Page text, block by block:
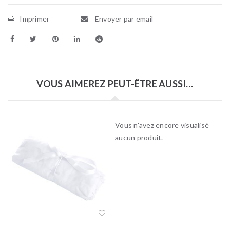
Imprimer Envoyer par email
VOUS AIMEREZ PEUT-ÊTRE AUSSI…
Vous n'avez encore visualisé
aucun produit.